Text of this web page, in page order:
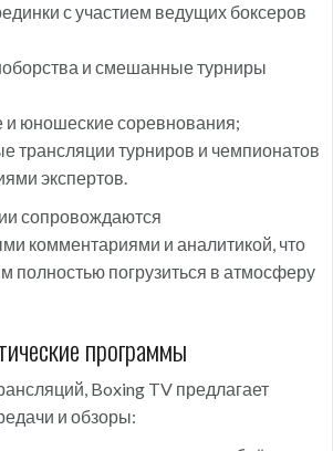
с участием ведущих боксеров
и смешанные турниры
юношеские соревнования;
трансляции турниров и чемпионатов
экспертов.
сопровождаются
комментариями и аналитикой, что
полностью погрузиться в атмосферу
программы
Boxing TV предлагает
и обзоры: